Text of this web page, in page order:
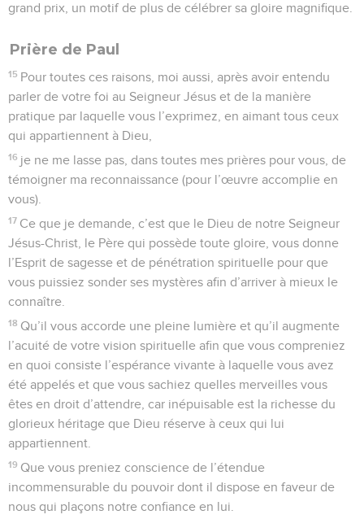
grand prix, un motif de plus de célébrer sa gloire magnifique.
Prière de Paul
15 Pour toutes ces raisons, moi aussi, après avoir entendu
parler de votre foi au Seigneur Jésus et de la manière
pratique par laquelle vous l’exprimez, en aimant tous ceux
qui appartiennent à Dieu,
16 je ne me lasse pas, dans toutes mes prières pour vous, de
témoigner ma reconnaissance (pour l’œuvre accomplie en
vous).
17 Ce que je demande, c’est que le Dieu de notre Seigneur
Jésus-Christ, le Père qui possède toute gloire, vous donne
l’Esprit de sagesse et de pénétration spirituelle pour que
vous puissiez sonder ses mystères afin d’arriver à mieux le
connaître.
18 Qu’il vous accorde une pleine lumière et qu’il augmente
l’acuité de votre vision spirituelle afin que vous compreniez
en quoi consiste l’espérance vivante à laquelle vous avez
été appelés et que vous sachiez quelles merveilles vous
êtes en droit d’attendre, car inépuisable est la richesse du
glorieux héritage que Dieu réserve à ceux qui lui
appartiennent.
19 Que vous preniez conscience de l’étendue
incommensurable du pouvoir dont il dispose en faveur de
nous qui plaçons notre confiance en lui.